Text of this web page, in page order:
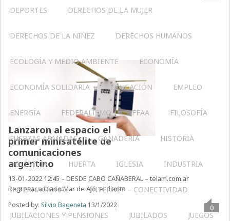
DEPORTES DERECHOS DE LA MUJER
DERECHOS DE LA NIÑEZ DERECHOS HUMANOS
ECOLOGÍA Y MEDIO AMBIENTE ECONOMÍA
ECONOMÍA SOLIDARIA EDUCACIÓN EMPLEO
ENERGÍA FEDERALISMO FFAA FILOSOFÍA
FUERZAS ARMADAS GANADERIA HISTORIA
HOLÍSTICA HUERTA IGLESIA INDUSTRIA
INTERNACIONAL INTERNET – CONECTIVIDAD
JUBILACIONES Y PENSIONES JUBILADOS JUEGOS
Lanzaron al espacio el
primer minisatélite de
comunicaciones
argentino
13-01-2022 12:45 – DESDE CABO CAÑABERAL – telam.com.ar
Regresar a Diario Mar de Ajó, el diarito
Posted by: Silvio Bageneta 13/1/2022 0